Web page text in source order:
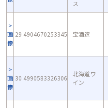
ス
画
像
29 4904670253345 宝酒造
画
像
30 4990583326306
北海道ワ
イン